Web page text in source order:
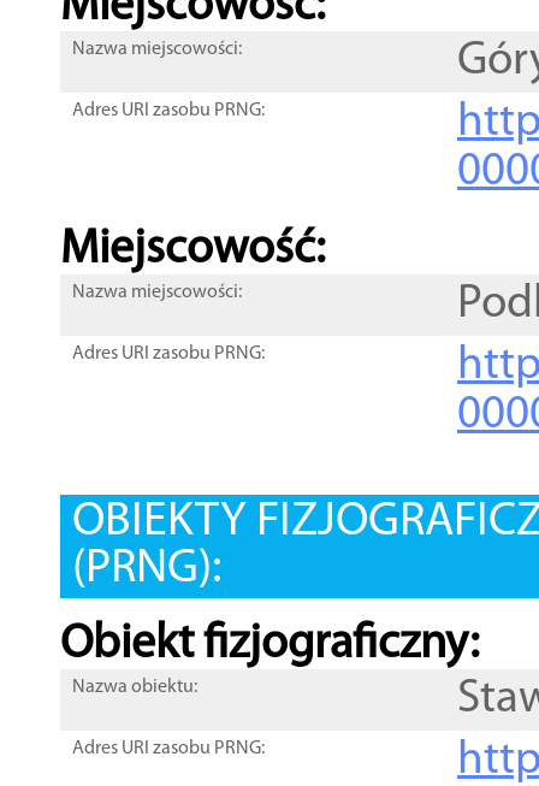
Nazwa miejscowości:
Adres URI zasobu PRNG:
Miejscowość:
Nazwa miejscowości:
Adres URI zasobu PRNG:
OBIEKTY
(PRNG):
Obiekt fizjograficzny:
Nazwa obiektu:
Adres URI zasobu PRNG: